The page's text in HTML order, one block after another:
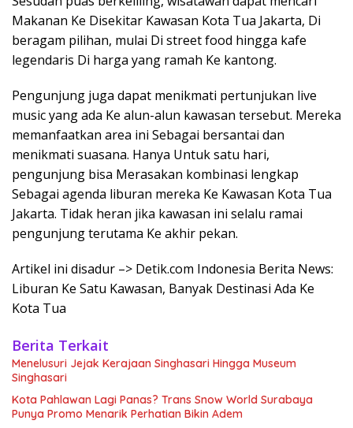
Makanan Ke Disekitar Kawasan Kota Tua Jakarta, Di
beragam pilihan, mulai Di street food hingga kafe
legendaris Di harga yang ramah Ke kantong.
Pengunjung juga dapat menikmati pertunjukan live
music yang ada Ke alun-alun kawasan tersebut. Mereka
memanfaatkan area ini Sebagai bersantai dan
menikmati suasana. Hanya Untuk satu hari,
pengunjung bisa Merasakan kombinasi lengkap
Sebagai agenda liburan mereka Ke Kawasan Kota Tua
Jakarta. Tidak heran jika kawasan ini selalu ramai
pengunjung terutama Ke akhir pekan.
Artikel ini disadur –> Detik.com Indonesia Berita News:
Liburan Ke Satu Kawasan, Banyak Destinasi Ada Ke
Kota Tua
Berita Terkait
Menelusuri Jejak Kerajaan Singhasari Hingga Museum
Singhasari
Kota Pahlawan Lagi Panas? Trans Snow World Surabaya
Punya Promo Menarik Perhatian Bikin Adem